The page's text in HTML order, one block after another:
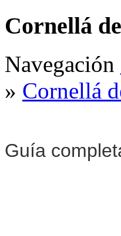
Cornellá
Navegación
» Cornellá
Guía